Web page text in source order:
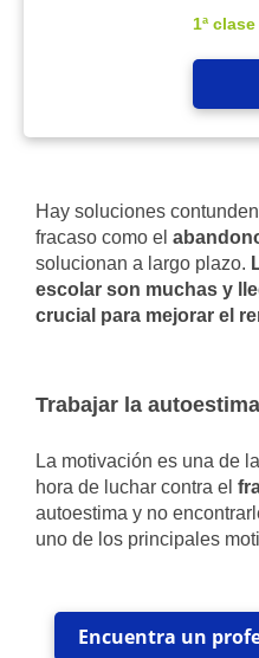
1ª
Hay soluciones
fracaso como el
solucionan a largo plazo.
escolar son muchas y
crucial para mejorar el
Trabajar la autoestima
La motivación es una de
hora de luchar contra el
autoestima y no
uno de los principales
Encuentra un